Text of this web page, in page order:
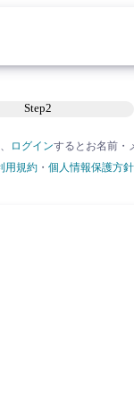
Step2
ログインすると お名前・
用規約 ・ 個人情報保護方針